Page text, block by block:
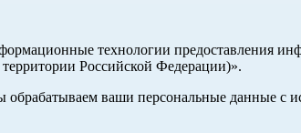
технологии предоставления
Российской Федерации)».
ваши персональные данные с